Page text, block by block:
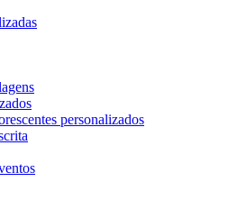
personalizados